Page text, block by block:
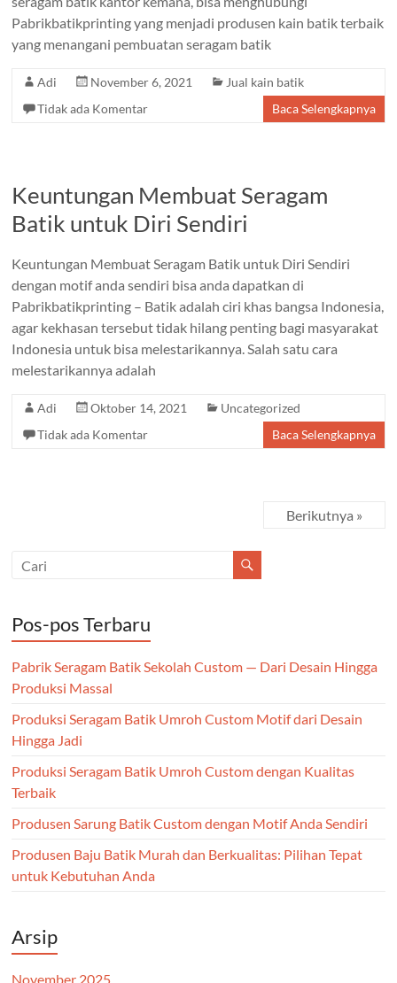
Pabrikbatikprinting yang menjadi produsen kain batik terbaik
yang menangani pembuatan seragam batik
Adi November 6, 2021
Jual kain batik
Tidak ada Komentar
Baca Selengkapnya
Keuntungan Membuat Seragam
Batik untuk Diri Sendiri
Keuntungan Membuat Seragam Batik untuk Diri Sendiri
dengan motif anda sendiri bisa anda dapatkan di
Pabrikbatikprinting – Batik adalah ciri khas bangsa Indonesia,
agar kekhasan tersebut tidak hilang penting bagi masyarakat
Indonesia untuk bisa melestarikannya. Salah satu cara
melestarikannya adalah
Adi Oktober 14, 2021
Uncategorized
Tidak ada Komentar
Baca Selengkapnya
Berikutnya »
Pos-pos Terbaru
Pabrik Seragam Batik Sekolah Custom — Dari Desain Hingga
Produksi Massal
Produksi Seragam Batik Umroh Custom Motif dari Desain
Hingga Jadi
Produksi Seragam Batik Umroh Custom dengan Kualitas
Terbaik
Produsen Sarung Batik Custom dengan Motif Anda Sendiri
Produsen Baju Batik Murah dan Berkualitas: Pilihan Tepat
untuk Kebutuhan Anda
Arsip
November 2025